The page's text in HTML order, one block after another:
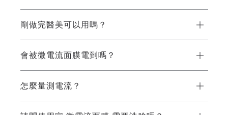
剛做完醫美可以用嗎？
會被微電流面膜電到嗎？
怎麼量測電流？